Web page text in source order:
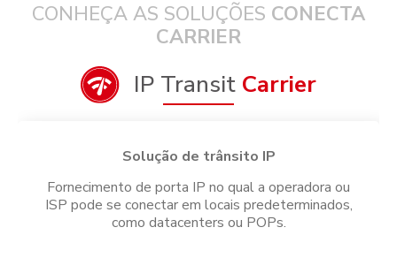
CONHEÇA AS SOLUÇÕES CONECTA
CARRIER
IP Transit Carrier
Solução de trânsito IP
Fornecimento de porta IP no qual a operadora ou
ISP pode se conectar em locais predeterminados,
como datacenters ou POPs.